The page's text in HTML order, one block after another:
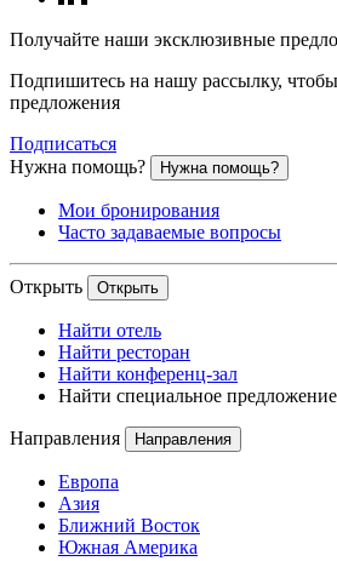
Получайте наши эксклюзивные
Подпишитесь на нашу рассылку,
предложения
Подписаться
Нужна помощь?
Нужна помощь?
Мои бронирования
Часто задаваемые вопросы
Открыть Открыть
Найти отель
Найти ресторан
Найти конференц-зал
Найти специальное предложение
Направления Направления
Европа
Азия
Ближний Восток
Южная Америка